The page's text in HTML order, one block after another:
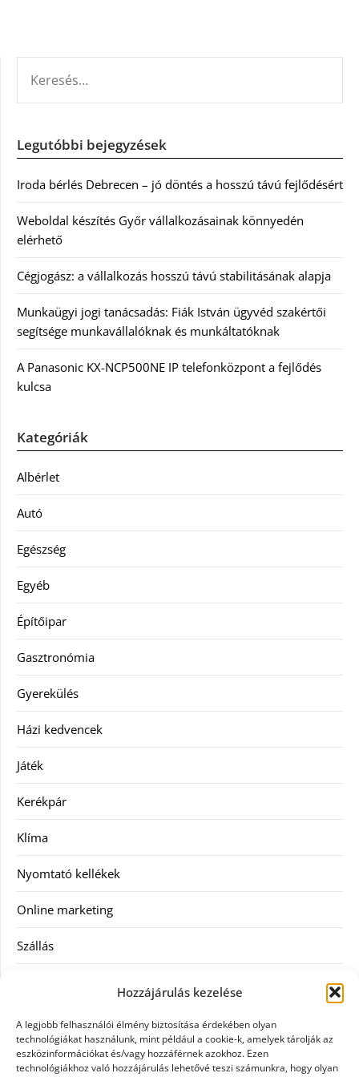
Hozzájárulás kezelése
A legjobb felhasználói élmény biztosítása érdekében olyan
technológiákat használunk, mint például a cookie-k, amelyek tárolják az
eszközinformációkat és/vagy hozzáférnek azokhoz. Ezen
technológiákhoz való hozzájárulás lehetővé teszi számunkra, hogy olyan
Legutóbbi bejegyzések
Iroda bérlés Debrecen – jó döntés a hosszú távú fejlődésért
Weboldal készítés Győr vállalkozásainak könnyedén
elérhető
Cégjogász: a vállalkozás hosszú távú stabilitásának alapja
Munkaügyi jogi tanácsadás: Fiák István ügyvéd szakértői
segítsége munkavállalóknak és munkáltatóknak
A Panasonic KX-NCP500NE IP telefonközpont a fejlődés
kulcsa
Kategóriák
Albérlet
Autó
Egészség
Egyéb
Építőipar
Gasztronómia
Gyerekülés
Házi kedvencek
Játék
Kerékpár
Klíma
Nyomtató kellékek
Online marketing
Szállás
Szellőztető
Szolgáltatás